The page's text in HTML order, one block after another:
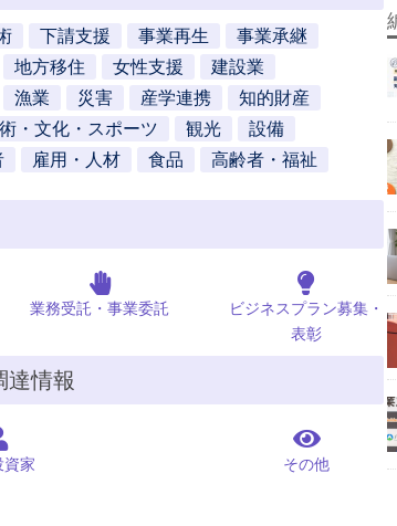
下請支援 事業再生
事業承継
地方移住 女性支援
建設業
漁業 災害 産学連携
知的財産
・文化・スポーツ 観光
設備
雇用・人材 食品 高齢者・福祉
業務受託・事業委託
ビジネスプラン募集・
表彰
達情報
資家 その他